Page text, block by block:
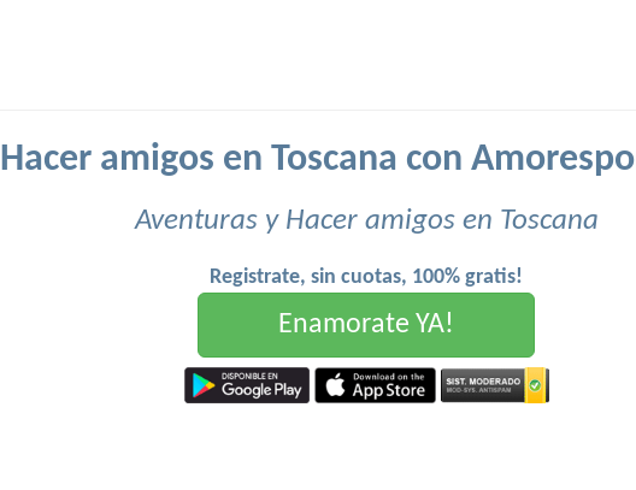
Hacer amigos en Toscana con
Aventuras y Hacer amigos en Toscana
Registrate, sin cuotas, 100% gratis!
Enamorate YA!